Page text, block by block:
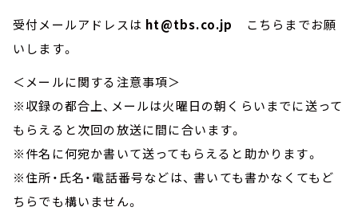
受付メールアドレスは ht@tbs.co.jp
こちらまでお願
いします。
＜メールに関する注意事項＞
※収録の都合上、メールは火曜日の朝くらいまでに送って
もらえると次回の放送に間に合います。
※件名に何宛か書いて送ってもらえると助かります。
※住所・氏名・電話番号などは、 書いても書かなくてもど
ちらでも構いません。